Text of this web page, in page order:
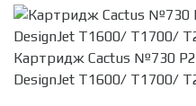
Картридж Cactus №730
DesignJet T1600/ T1700/